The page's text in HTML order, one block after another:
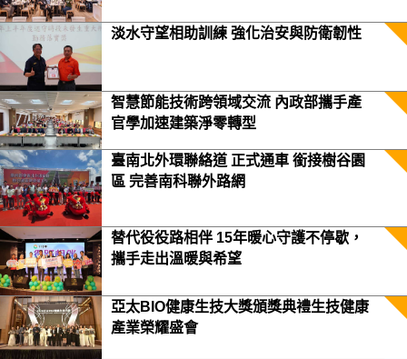
淡水守望相助訓練 強化治安與防衛韌性
智慧節能技術跨領域交流 內政部攜手產
官學加速建築淨零轉型
臺南北外環聯絡道 正式通車 銜接樹谷園
區 完善南科聯外路網
替代役役路相伴 15年暖心守護不停歇，
攜手走出溫暖與希望
亞太BIO健康生技大獎頒獎典禮生技健康
產業榮耀盛會